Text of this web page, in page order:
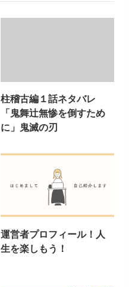
柱稽古編１話ネタバレ
「鬼舞辻無惨を倒すため
に」鬼滅の刃
運営者プロフィール！人
生を楽しもう！